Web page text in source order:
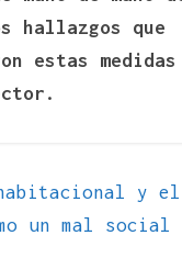
hallazgos que
estas medidas
y el
un mal social